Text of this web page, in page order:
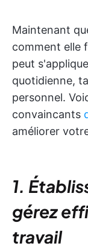
Maintenant
comment elle
peut
quotidienne,
personnel.
convaincants
améliorer
1.
gérez
travail